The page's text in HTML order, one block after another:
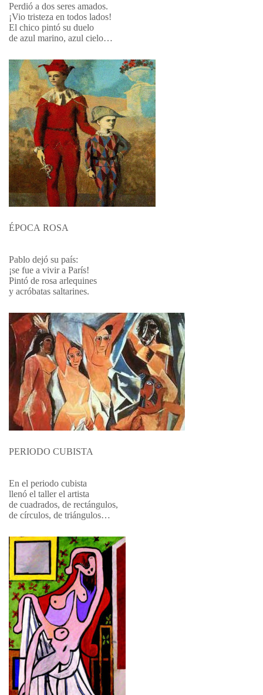
Perdió a dos seres amados.
¡Vio tristeza en todos lados!
El chico pintó su duelo
de azul marino, azul cielo…
ÉPOCA ROSA
Pablo dejó su país:
¡se fue a vivir a París!
Pintó de rosa arlequines
y acróbatas saltarines.
PERIODO CUBISTA
En el periodo cubista
llenó el taller el artista
de cuadrados, de rectángulos,
de círculos, de triángulos…